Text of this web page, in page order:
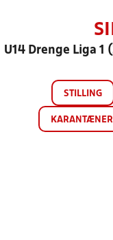
U14 Drenge Liga 1
STILLING
KARANTÆNER